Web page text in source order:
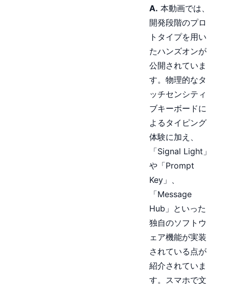
A. 本動画では、
開発段階のプロ
トタイプを用い
たハンズオンが
公開されていま
す。物理的なタ
ッチセンシティ
ブキーボードに
よるタイピング
体験に加え、
「Signal Light」
や「Prompt
Key」、
「Message
Hub」といった
独自のソフトウ
ェア機能が実装
されている点が
紹介されていま
す。スマホで文